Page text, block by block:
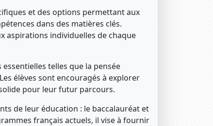
et des options permettant aux
dans des matières clés.
aspirations individuelles de chaque
telles que la pensée
élèves sont encouragés à explorer
pour leur futur parcours.
de leur éducation : le baccalauréat et
français actuels, il vise à fournir